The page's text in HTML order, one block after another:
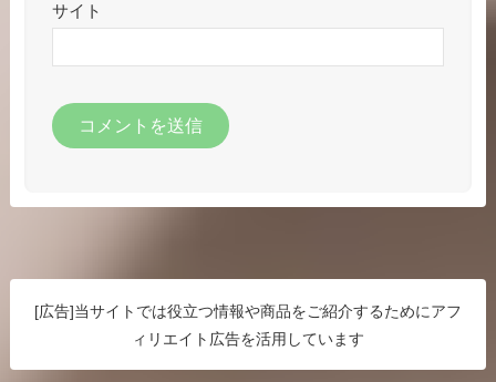
サイト
[広告]当サイトでは役立つ情報や商品をご紹介するためにアフ
ィリエイト広告を活用しています